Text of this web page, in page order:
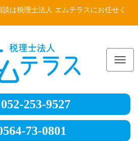
は税理士法人 エムテラスにお任せく
052-253-9527
73-0801